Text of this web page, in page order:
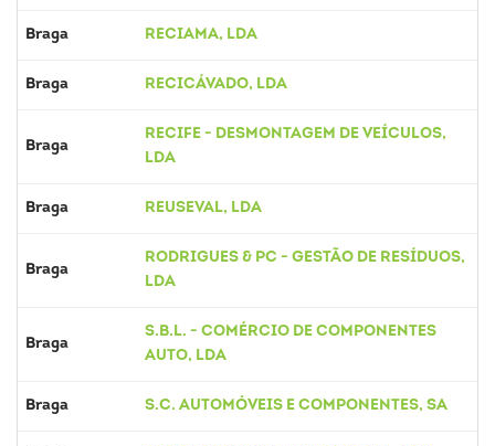
Braga RECIAMA, LDA
Braga RECICÁVADO, LDA
Braga
RECIFE - DESMONTAGEM DE VEÍCULOS,
LDA
Braga REUSEVAL, LDA
Braga
RODRIGUES & PC - GESTÃO DE RESÍDUOS,
LDA
Braga
S.B.L. - COMÉRCIO DE COMPONENTES
AUTO, LDA
Braga S.C. AUTOMÓVEIS E COMPONENTES, SA